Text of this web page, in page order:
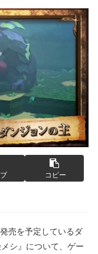
コピー
売を予定しているダ
シ』について、ゲー